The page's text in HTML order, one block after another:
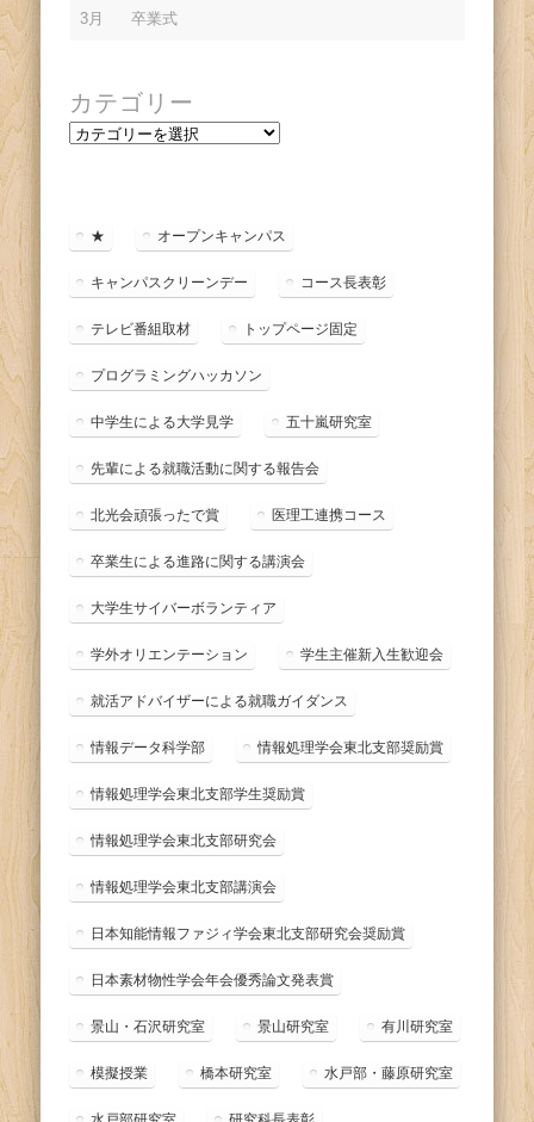
3月 卒業式
カテゴリー
カ
ー ★ オープンキャンパス
キャンパスクリーンデー コース長表彰
テレビ番組取材 トップページ固定
プログラミングハッカソン
中学生による大学見学 五十嵐研究室
先輩による就職活動に関する報告会
北光会頑張ったで賞 医理工連携コース
卒業生による進路に関する講演会
大学生サイバーボランティア
学外オリエンテーション 学生主催新入生歓迎会
就活アドバイザーによる就職ガイダンス
情報データ科学部 情報処理学会東北支部奨励賞
情報処理学会東北支部学生奨励賞
情報処理学会東北支部研究会
情報処理学会東北支部講演会
日本知能情報ファジィ学会東北支部研究会奨励賞
日本素材物性学会年会優秀論文発表賞
景山・石沢研究室 景山研究室 有川研究室
模擬授業 橋本研究室 水戸部・藤原研究室